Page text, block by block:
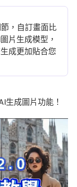
，自訂畫面比
片生成模型，
成更加貼合您
成圖片功能！